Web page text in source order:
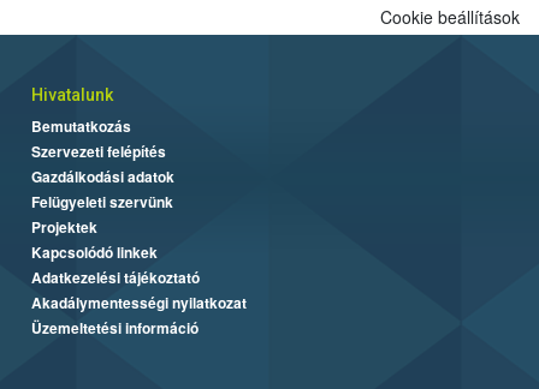
Cookie beállítások
Hivatalunk
Bemutatkozás
Szervezeti felépítés
Gazdálkodási adatok
Felügyeleti szervünk
Projektek
Kapcsolódó linkek
Adatkezelési tájékoztató
Akadálymentességi nyilatkozat
Üzemeltetési információ